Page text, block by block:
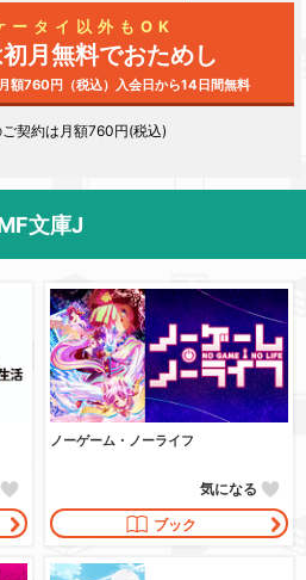
ータイ以外もOK
月無料でおためし
額760円（税込） 入会日から14日間無料
契約は月額760円(税込)
文庫J
ノーゲーム・ノーライフ
ブック
気になる